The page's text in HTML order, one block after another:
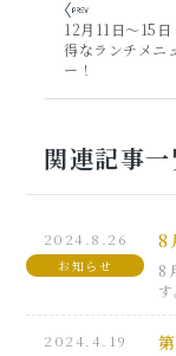
12月11日～15
得なランチメニ
ー！
関連記事一
2024.8.26
お知らせ
8
8
2024.4.19